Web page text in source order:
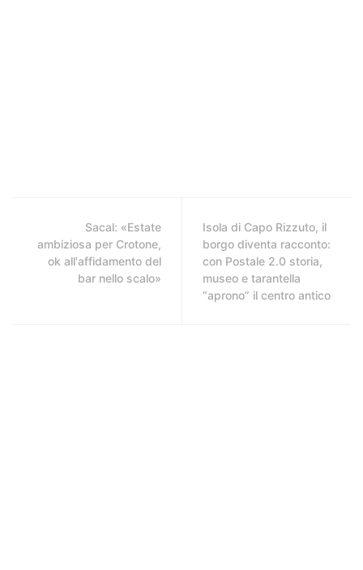
Sacal: «Estate
ambiziosa per Crotone,
ok all'affidamento del
bar nello scalo»
Isola di Capo Rizzuto, il
borgo diventa racconto:
con Postale 2.0 storia,
museo e tarantella
“aprono” il centro antico